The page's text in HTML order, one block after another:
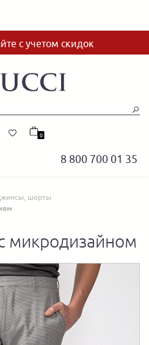
с учетом скидок
8 800 700 01 35
0
шорты
микродизайном